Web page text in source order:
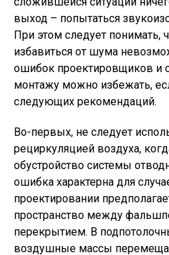
выход – попытаться
При этом следует понимать,
избавиться от шума
ошибок проектировщиков и
монтажу можно избежать,
следующих рекомендаций.
Во-первых, не следует
рециркуляцией воздуха,
обустройство системы
ошибка характерна для
проектировании
пространство между
перекрытием. В
воздушные массы